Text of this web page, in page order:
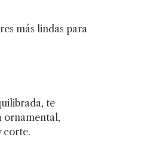
más lindas para
te
ornamental,
corte.